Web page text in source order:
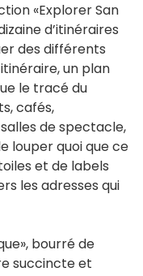
«Explorer San
d’itinéraires
des différents
un plan
le tracé du
cafés,
de spectacle,
louper quoi que ce
et de labels
les adresses qui
bourré de
succincte et